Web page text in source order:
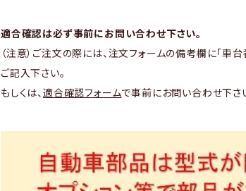
適合確認は必ず事前にお問い合わせ下さい。
（注意）ご注文の際には、注文フォームの備考欄に「車台
ご記入下さい。
もしくは、 適合確認フォームで事前にお問い合わせ下さ